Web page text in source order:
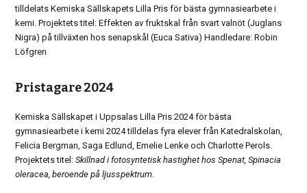
tilldelats Kemiska Sällskapets Lilla Pris för bästa gymnasiearbete i
kemi. Projektets titel: Effekten av fruktskal från svart valnöt (Juglans
Nigra) på tillväxten hos senapskål (Euca Sativa) Handledare: Robin
Löfgren
Pristagare 2024
Kemiska Sällskapet i Uppsalas Lilla Pris 2024 för bästa
gymnasiearbete i kemi 2024 tilldelas fyra elever från Katedralskolan,
Felicia Bergman, Saga Edlund, Emelie Lenke och Charlotte Perols.
Projektets titel:Skillnad i fotosyntetisk hastighet hos Spenat, Spinacia
oleracea, beroende på ljusspektrum.